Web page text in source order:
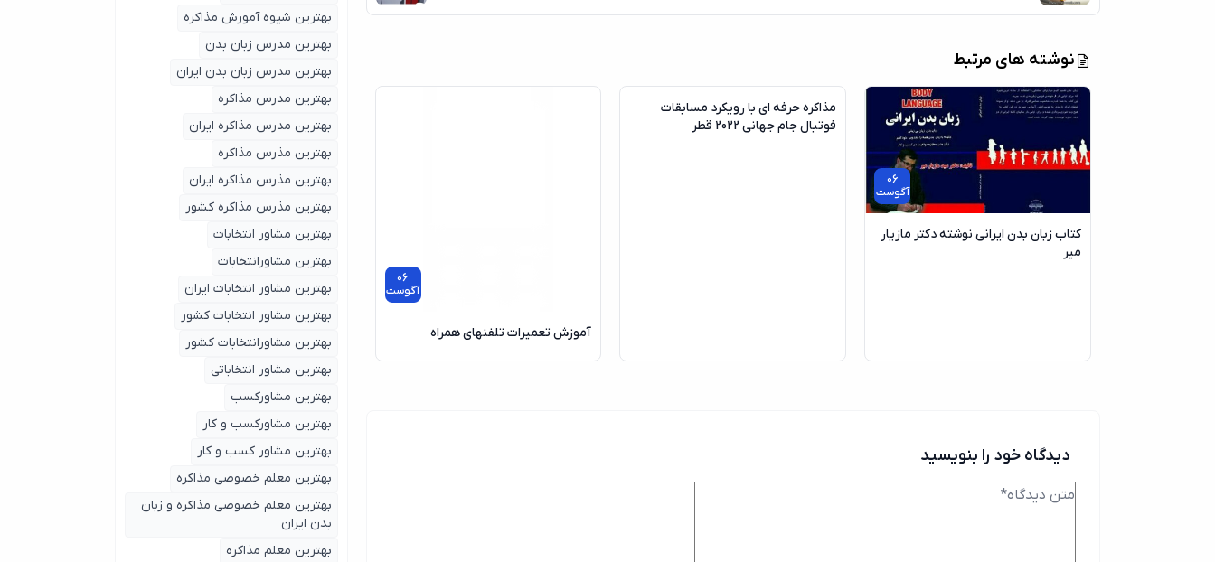
نوشته های مرتبط
06
آگوست
کتاب زبان بدن ایرانی نوشته دکتر مازیار
میر
مذاکره حرفه ای با رویکرد مسابقات
فوتبال جام جهانی 2022 قطر
06
آگوست
آموزش تعمیرات تلفنهای همراه
دیدگاه خود را بنویسید
بهترین شیوه آمورش مذاکره
بهترین مدرس زبان بدن
بهترین مدرس زبان بدن ایران
بهترین مدرس مذاکره
بهترین مدرس مذاکره ایران
بهترین مذرس مذاکره
بهترین مذرس مذاکره ایران
بهترین مذرس مذاکره کشور
بهترین مشاور انتخابات
بهترین مشاورانتخابات
بهترین مشاور انتخابات ایران
بهترین مشاور انتخابات کشور
بهترین مشاورانتخابات کشور
بهترین مشاور انتخاباتی
بهترین مشاورکسب
بهترین مشاورکسب و کار
بهترین مشاور کسب و کار
بهترین معلم خصوصی مذاکره
بهترین معلم خصوصی مذاکره و زبان
بدن ایران
بهترین معلم مذاکره